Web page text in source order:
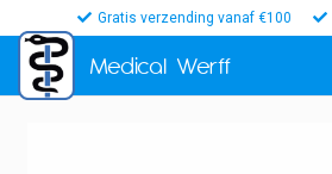
Gratis verzending vanaf €100
Medical Werff